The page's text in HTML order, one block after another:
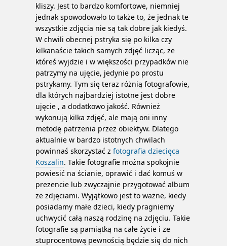
kliszy. Jest to bardzo komfortowe, niemniej
jednak spowodowało to także to, że jednak te
wszystkie zdjęcia nie są tak dobre jak kiedyś.
W chwili obecnej pstryka się po kilka czy
kilkanaście takich samych zdjęć licząc, że
któreś wyjdzie i w większości przypadków nie
patrzymy na ujęcie, jedynie po prostu
pstrykamy. Tym się teraz różnią fotografowie,
dla których najbardziej istotne jest dobre
ujęcie , a dodatkowo jakość. Również
wykonują kilka zdjęć, ale mają oni inny
metodę patrzenia przez obiektyw. Dlatego
aktualnie w bardzo istotnych chwilach
powinnaś skorzystać z fotografia dziecięca
Koszalin. Takie fotografie można spokojnie
powiesić na ścianie, oprawić i dać komuś w
prezencie lub zwyczajnie przygotować album
ze zdjęciami. Wyjątkowo jest to ważne, kiedy
posiadamy małe dzieci, kiedy pragniemy
uchwycić całą naszą rodzinę na zdjęciu. Takie
fotografie są pamiątką na całe życie i ze
stuprocentową pewnością będzie się do nich